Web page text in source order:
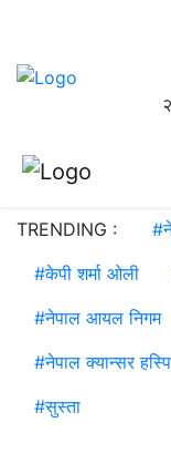
TRENDING : #
#केपी शर्मा ओली
#नेपाल आयल निगम
#नेपाल क्यान्सर
#सुस्ता